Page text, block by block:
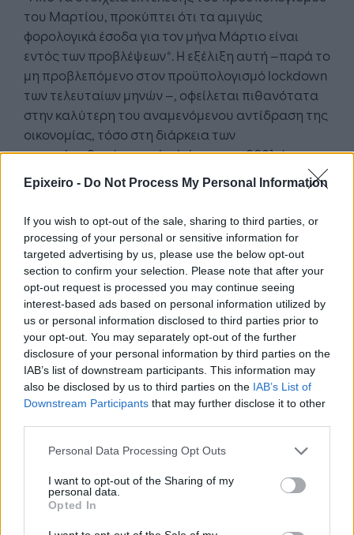
Epixeiro - Do Not Process My Personal Information
If you wish to opt-out of the sale, sharing to third parties, or
processing of your personal or sensitive information for
targeted advertising by us, please use the below opt-out
section to confirm your selection. Please note that after your
opt-out request is processed you may continue seeing
interest-based ads based on personal information utilized by
us or personal information disclosed to third parties prior to
your opt-out. You may separately opt-out of the further
disclosure of your personal information by third parties on the
IAB’s list of downstream participants. This information may
also be disclosed by us to third parties on the IAB’s List of
Downstream Participants that may further disclose it to other
Personal Data Processing Opt Outs
I want to opt-out of the Sharing of my
personal data.
Opted In
του Μαρτίου, προκύπτει ότι τα αμιγώς
φορολογικά έσοδα για τον μήνα Μάρτιο είναι
εντός των προβλέψεων*. Η εξέλιξη αυτή –παρά το
μη προβλεπόμενο στον προϋπολογισμό lockdown
των τελευταίων μηνών –, οφείλεται πιθανότατα
στην καλύτερη του αναμενόμενου αντίδραση της
οικονομίας, τόσο στη διάρκεια των
επαναλαμβανόμενων lockdown του 2021, όσο και
στο τελευταίο τρίμηνο του 2020. Σημειώνεται ότι
οι προβλέψεις εσόδων του προϋπολογισμού
στηρίχθηκαν στην υπόθεση σημαντικά
μεγαλύτερης ύφεσης κατά τη διάρκεια του
τέταρτου τριμήνου του 2020, σε σχέση με αυτή
που τελικά διαπίστωσε η ΕΛΣΤΑΤ.
Σημαντικό ρόλο στη μέχρι σήμερα ανθεκτικότητα
των δημοσίων εσόδων έχει διαδραματίσει η
διατήρηση της κουλτούρας πληρωμών και ο
υψηλός – για τις συνθήκες της πολύ δύσκολης
για όλους αυτής περιόδου – βαθμός
συμμόρφωσης των φορολογουμένων στις
υποχρεώσεις τους. Η στάση αυτή των
φορολογούμενων είναι καθοριστική για την
συνεπώς θεμέλια λίθο της δυναμικής ανάκαμψης
που προσδοκούμε ότι θα ακολουθήσει μετά τη